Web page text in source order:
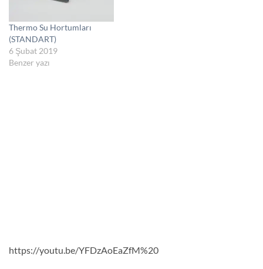
Thermo Su Hortumları
(STANDART)
6 Şubat 2019
Benzer yazı
https://youtu.be/YFDzAoEaZfM%20